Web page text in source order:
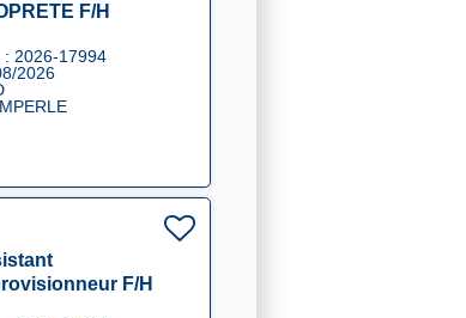
F/H
: 2026-17994
2026
F/H